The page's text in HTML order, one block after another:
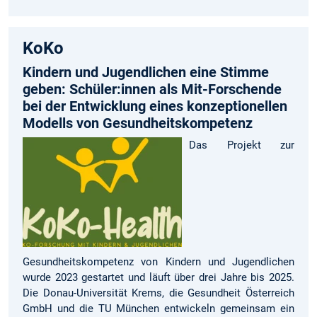
KoKo
Kindern und Jugendlichen eine Stimme
geben: Schüler:innen als Mit-Forschende
bei der Entwicklung eines konzeptionellen
Modells von Gesundheitskompetenz
Das Projekt zur
Gesundheitskompetenz von Kindern und Jugendlichen
wurde 2023 gestartet und läuft über drei Jahre bis 2025.
Die Donau-Universität Krems, die Gesundheit Österreich
GmbH und die TU München entwickeln gemeinsam ein